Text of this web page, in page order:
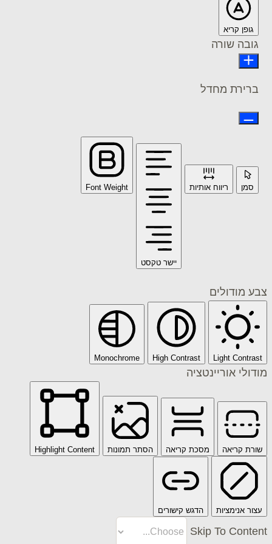
שורה
מחדל
ריווח אותיות
יישר טקסט
Font Weight
Light
High Contrast
Monochrome
אוריינטציה
מסכת קריאה הסתר תמונות Highlight Content
הדגש קישורים
Skip To